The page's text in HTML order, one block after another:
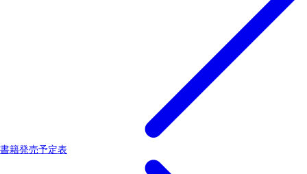
書籍発売予定表